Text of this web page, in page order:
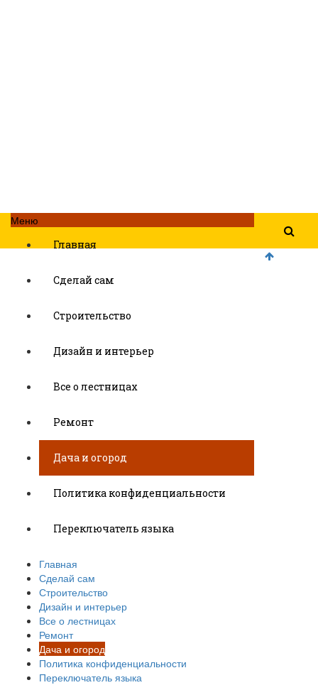
Меню
Главная
Сделай сам
Строительство
Дизайн и интерьер
Все о лестницах
Ремонт
Дача и огород
Политика конфиденциальности
Переключатель языка
Главная
Сделай сам
Строительство
Дизайн и интерьер
Все о лестницах
Ремонт
Дача и огород
Политика конфиденциальности
Переключатель языка